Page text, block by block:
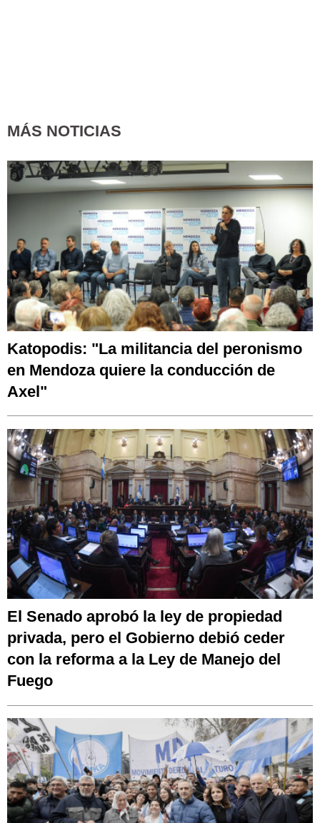
MÁS NOTICIAS
Katopodis: "La militancia del peronismo
en Mendoza quiere la conducción de
Axel"
El Senado aprobó la ley de propiedad
privada, pero el Gobierno debió ceder
con la reforma a la Ley de Manejo del
Fuego